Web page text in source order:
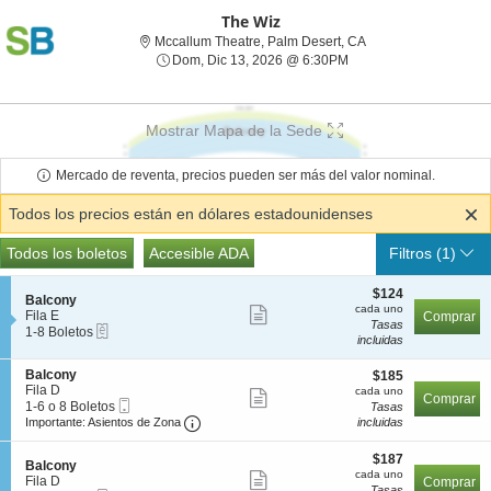
The Wiz
Mccallum Theatre, Palm Desert, CAMccallum Theatre,
Dom, Dic 13, 2026 @ 6:30PMDom, Dic 13, 2026 @
Mostrar Mapa de la Sede
Mercado de reventa, precios pueden ser más del valor nominal.
Todos los precios están en dólares estadounidenses
Tipos
de
Todas las entradas
Todos los boletos Accesible ADA
Accesible ADA Filtros(1)
S
e
c
i
ó
n
B
a
l
o
n
Balcony
Fila E
1
8
Boletos
disponible
1-8 Boletos
detalles
$124
cada
uno
$124
cada uno
Tasas
incluidas
Comprar
S
e
c
c
n
B
Balcony
Fila D
1
a
8
Boletos
1-6 o 8 Boletos
Móvil
Importante: Asientos de Zona Importante: Asientos de Zona, Abrir a
detalles
$185
cada
uno
$185
cada uno
Tasas
incluidas
Comprar
S
e
Balcony
Fila D
$187
cada
$187
cada uno
Comprar